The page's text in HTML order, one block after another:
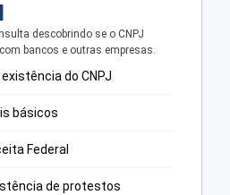
descobrindo se o CNPJ
bancos e outras empresas.
do CNPJ
básicos
Federal
de protestos